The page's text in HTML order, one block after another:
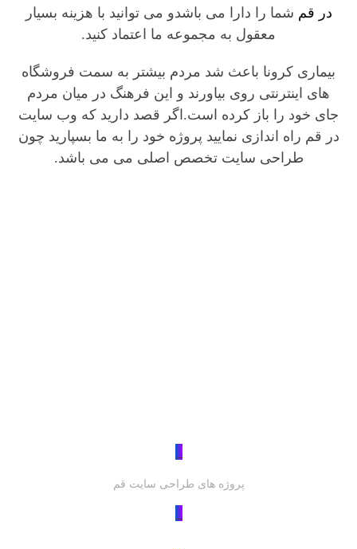
در قم شما را دارا می باشدو می توانید با هزینه بسیار
معقول به مجموعه ما اعتماد کنید.
بیماری کرونا باعث شد مردم بیشتر به سمت فروشگاه
های اینترنتی روی بیاورند و این فرهنگ در میان مردم
جای خود را باز کرده است.اگر قصد دارید که وب سایت
در قم راه اندازی نمایید پروژه خود را به ما بسپارید چون
طراحی سایت تخصص اصلی می می باشد.
پروژه های طراحی سایت قم